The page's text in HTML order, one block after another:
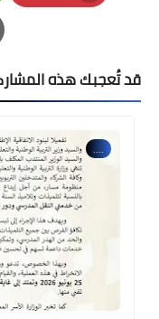
Pinterest
قد تُعجبك هذه
....